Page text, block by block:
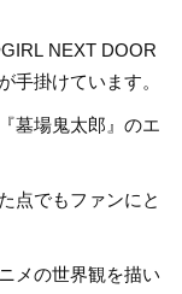
NEXT DOOR
手掛けています。
墓場鬼太郎』のエ
点でもファンにと
メの世界観を描い